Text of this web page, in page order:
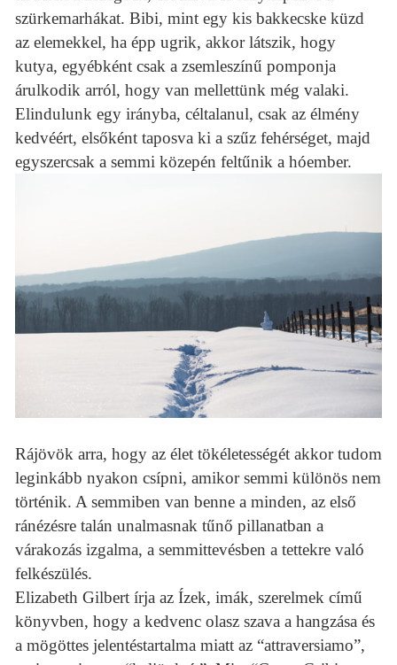
szürkemarhákat. Bibi, mint egy kis bakkecske küzd
az elemekkel, ha épp ugrik, akkor látszik, hogy
kutya, egyébként csak a zsemleszínű pomponja
árulkodik arról, hogy van mellettünk még valaki.
Elindulunk egy irányba, céltalanul, csak az élmény
kedvéért, elsőként taposva ki a szűz fehérséget, majd
egyszercsak a semmi közepén feltűnik a hóember.
Rájövök arra, hogy az élet tökéletességét akkor tudom
leginkább nyakon csípni, amikor semmi különös nem
történik. A semmiben van benne a minden, az első
ránézésre talán unalmasnak tűnő pillanatban a
várakozás izgalma, a semmittevésben a tettekre való
felkészülés.
Elizabeth Gilbert írja az Ízek, imák, szerelmek című
könyvben, hogy a kedvenc olasz szava a hangzása és
a mögöttes jelentéstartalma miatt az “attraversiamo”,